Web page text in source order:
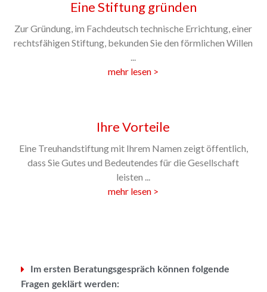
Eine Stiftung gründen
Zur Gründung, im Fachdeutsch technische Errichtung, einer
rechtsfähigen Stiftung, bekunden Sie den förmlichen Willen
...
mehr lesen >
Ihre Vorteile
Eine Treuhandstiftung mit Ihrem Namen zeigt öffentlich,
dass Sie Gutes und Bedeutendes für die Gesellschaft
leisten ...
mehr lesen >
Im ersten Beratungsgespräch können folgende
Fragen geklärt werden: